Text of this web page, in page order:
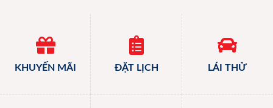
KHUYẾN MÃI ĐẶT LỊCH LÁI THỬ